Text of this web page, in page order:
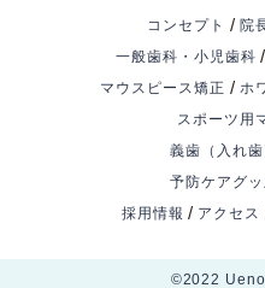
コンセプト / 院
一般歯科・小児歯科 /
マウスピース矯正 / ホ
スポーツ用
義歯（入れ歯
予防ケアグッ
採用情報 / アクセス
©️2022